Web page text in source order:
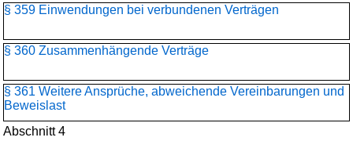
§ 359 Einwendungen bei verbundenen Verträgen
§ 360 Zusammenhängende Verträge
§ 361 Weitere Ansprüche, abweichende Vereinbarungen und
Beweislast
Abschnitt 4